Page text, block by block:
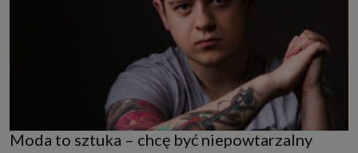
Moda to sztuka – chcę być niepowtarzalny